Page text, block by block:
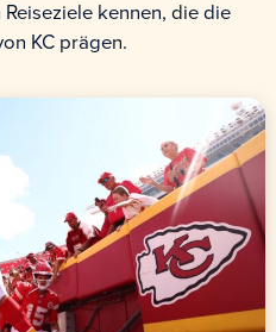
kennen, die die
KC prägen.